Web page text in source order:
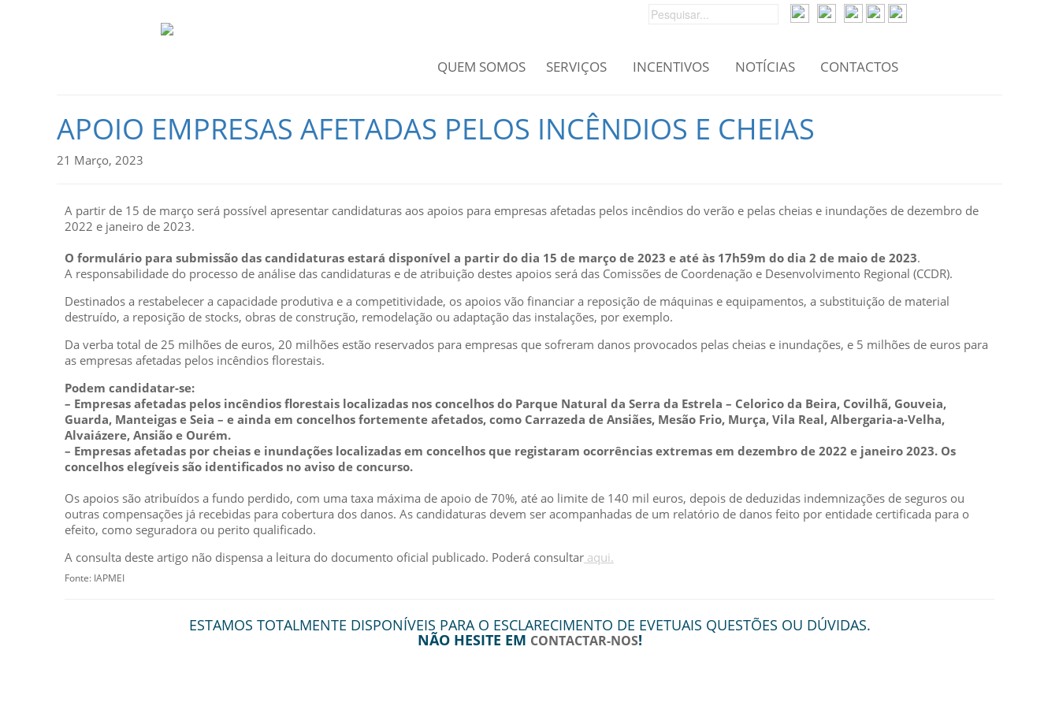
CONTACTOS
NOTÍCIAS
INCENTIVOS
SERVIÇOS
QUEM SOMOS
APOIO EMPRESAS AFETADAS PELOS INCÊNDIOS E CHEIAS
21 Março, 2023
A partir de 15 de março será possível apresentar candidaturas aos apoios para empresas afetadas pelos incêndios do verão e pelas cheias e inundações de dezembro de
2022 e janeiro de 2023.
O formulário para submissão das candidaturas estará disponível a partir do dia 15 de março de 2023 e até às 17h59m do dia 2 de maio de 2023.
A responsabilidade do processo de análise das candidaturas e de atribuição destes apoios será das Comissões de Coordenação e Desenvolvimento Regional (CCDR).
Destinados a restabelecer a capacidade produtiva e a competitividade, os apoios vão financiar a reposição de máquinas e equipamentos, a substituição de material
destruído, a reposição de stocks, obras de construção, remodelação ou adaptação das instalações, por exemplo.
Da verba total de 25 milhões de euros, 20 milhões estão reservados para empresas que sofreram danos provocados pelas cheias e inundações, e 5 milhões de euros para
as empresas afetadas pelos incêndios florestais.
Podem candidatar-se:
– Empresas afetadas pelos incêndios florestais localizadas nos concelhos do Parque Natural da Serra da Estrela – Celorico da Beira, Covilhã, Gouveia,
Guarda, Manteigas e Seia – e ainda em concelhos fortemente afetados, como Carrazeda de Ansiães, Mesão Frio, Murça, Vila Real, Albergaria-a-Velha,
Alvaiázere, Ansião e Ourém.
– Empresas afetadas por cheias e inundações localizadas em concelhos que registaram ocorrências extremas em dezembro de 2022 e janeiro 2023. Os
concelhos elegíveis são identificados no aviso de concurso.
Os apoios são atribuídos a fundo perdido, com uma taxa máxima de apoio de 70%, até ao limite de 140 mil euros, depois de deduzidas indemnizações de seguros ou
outras compensações já recebidas para cobertura dos danos. As candidaturas devem ser acompanhadas de um relatório de danos feito por entidade certificada para o
efeito, como seguradora ou perito qualificado.
A consulta deste artigo não dispensa a leitura do documento oficial publicado. Poderá consultar aqui.
Fonte: IAPMEI
ESTAMOS TOTALMENTE DISPONÍVEIS PARA O ESCLARECIMENTO DE EVETUAIS QUESTÕES OU DÚVIDAS.
NÃO HESITE EM CONTACTAR-NOS!